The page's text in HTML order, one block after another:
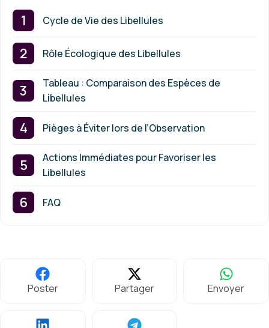
Cycle de Vie des Libellules
Rôle Écologique des Libellules
Tableau : Comparaison des Espèces de
Libellules
Pièges à Éviter lors de l’Observation
Actions Immédiates pour Favoriser les
Libellules
FAQ
Poster Partager Envoyer